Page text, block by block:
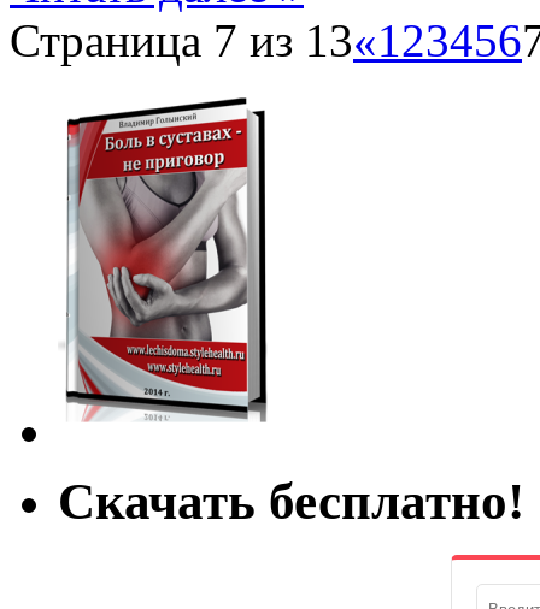
Страница 7 из 13«123456
Скачать бесплатно!